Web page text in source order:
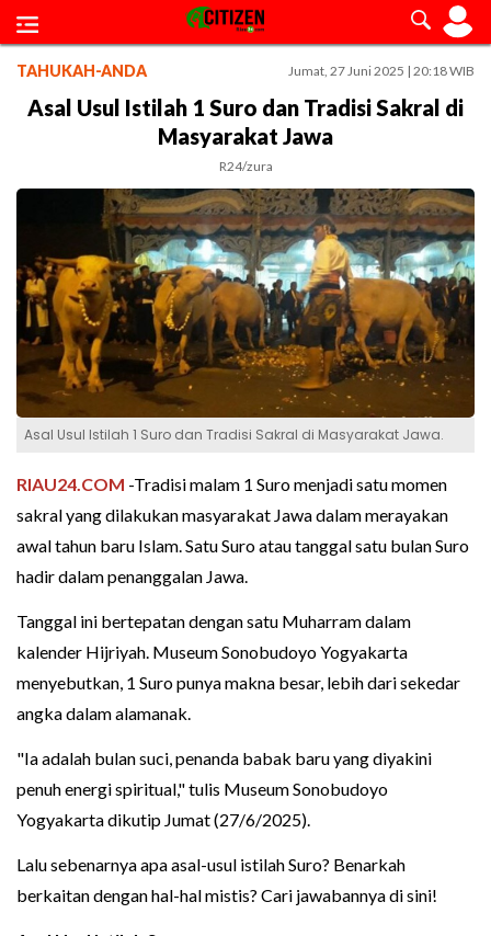
TAHUKAH-ANDA Jumat, 27 Juni 2025 | 20:18 WIB
Asal Usul Istilah 1 Suro dan Tradisi Sakral di
Masyarakat Jawa
R24/zura
Asal Usul Istilah 1 Suro dan Tradisi Sakral di Masyarakat Jawa.
RIAU24.COM -Tradisi malam 1 Suro menjadi satu momen
sakral yang dilakukan masyarakat Jawa dalam merayakan
awal tahun baru Islam. Satu Suro atau tanggal satu bulan Suro
hadir dalam penanggalan Jawa.
Tanggal ini bertepatan dengan satu Muharram dalam
kalender Hijriyah. Museum Sonobudoyo Yogyakarta
menyebutkan, 1 Suro punya makna besar, lebih dari sekedar
angka dalam alamanak.
"Ia adalah bulan suci, penanda babak baru yang diyakini
penuh energi spiritual," tulis Museum Sonobudoyo
Yogyakarta dikutip Jumat (27/6/2025).
Lalu sebenarnya apa asal-usul istilah Suro? Benarkah
berkaitan dengan hal-hal mistis? Cari jawabannya di sini!